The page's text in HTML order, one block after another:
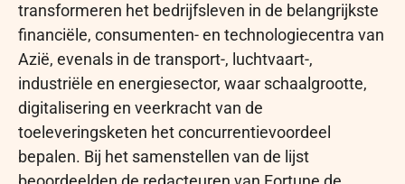
transformeren het bedrijfsleven in de belangrijkste
financiële, consumenten- en technologiecentra van
Azië, evenals in de transport-, luchtvaart-,
industriële en energiesector, waar schaalgrootte,
digitalisering en veerkracht van de
toeleveringsketen het concurrentievoordeel
bepalen. Bij het samenstellen van de lijst